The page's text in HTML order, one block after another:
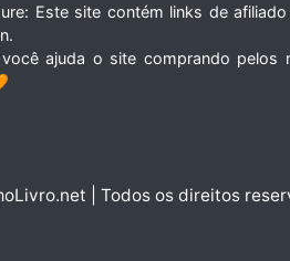
Este site contém links de
você ajuda o site comprando pelos
| Todos os direitos